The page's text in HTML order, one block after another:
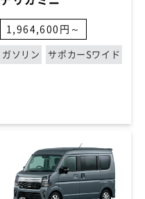
1,964,600円～
ガソリン サポカーSワイド